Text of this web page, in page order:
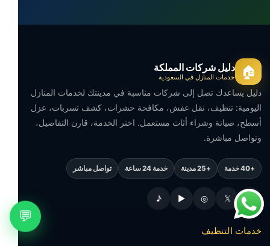
💬
🏠 دليل شركات المملكة
خدمات المنازل في السعودية
دليل يساعدك تصل إلى شركات مناسبة في مدينتك لخدمات المنازل
اليومية: تنظيف، نقل عفش، مكافحة حشرات، كشف تسربات، عزل
أسطح، صيانة وشراء أثاث مستعمل. اختر الخدمة، قارن التفاصيل،
وتواصل مباشرة.
+40 خدمة +25 مدينة خدمة 24 ساعة تواصل مباشر
𝕏
◎
▶
♪
خدمات التنظيف